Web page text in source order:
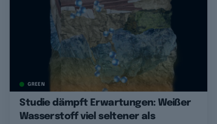
GREEN
Studie dämpft Erwartungen: Weißer
Wasserstoff viel seltener als